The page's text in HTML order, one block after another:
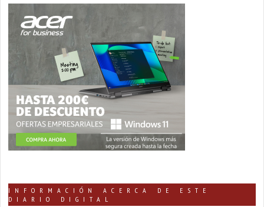
INFORMACIÓN ACERCA DE ESTE
DIARIO DIGITAL